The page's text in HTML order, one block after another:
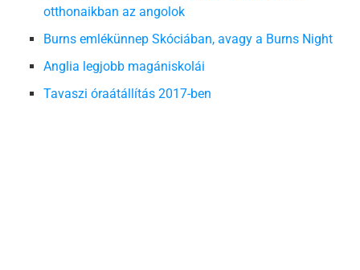
otthonaikban az angolok
Burns emlékünnep Skóciában, avagy a Burns Night
Anglia legjobb magániskolái
Tavaszi óraátállítás 2017-ben